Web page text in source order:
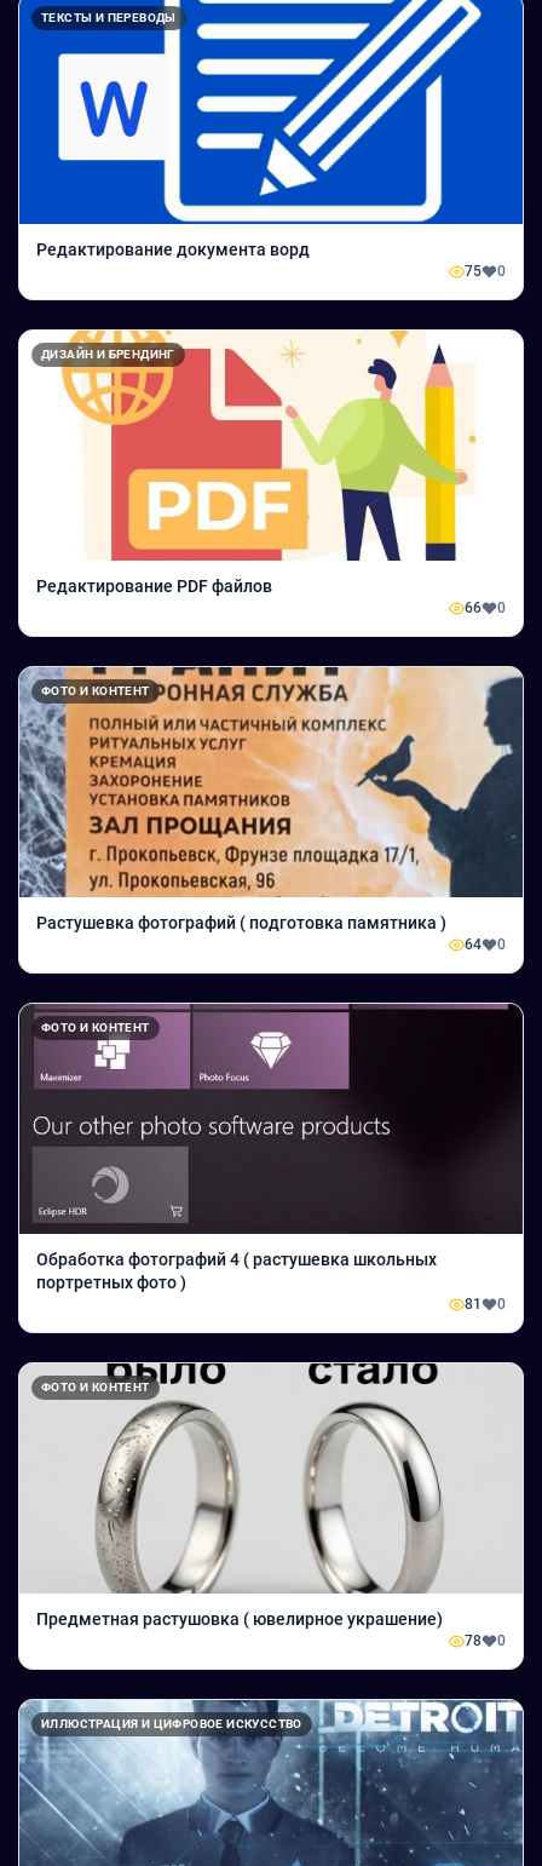
ТЕКСТЫ И ПЕРЕВОДЫ
Редактирование документа ворд
75 0
ДИЗАЙН И БРЕНДИНГ
Редактирование PDF файлов
66 0
ФОТО И КОНТЕНТ
Растушевка фотографий ( подготовка памятника )
64 0
ФОТО И КОНТЕНТ
Обработка фотографий 4 ( растушевка школьных
портретных фото )
81 0
ФОТО И КОНТЕНТ
Предметная растушовка ( ювелирное украшение)
78 0
ИЛЛЮСТРАЦИЯ И ЦИФРОВОЕ ИСКУССТВО